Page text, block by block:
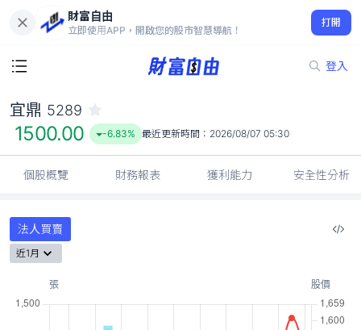
財富自由
立即使用APP，開啟您的股市智慧導航！
打開
登入
1500.00
-6.83%
宜鼎 5289
1500.00 -6.83% 最近更新時間： 2026/08/07 05:30
個股概覽 財務報表 獲利能力 安全性分析
法人買賣
近1月